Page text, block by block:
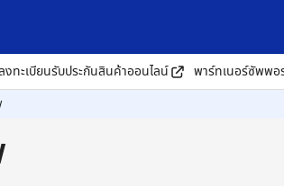
งทะเบียนรับประกันสินค้าออนไลน์ พาร์ทเนอร์ซัพพอ